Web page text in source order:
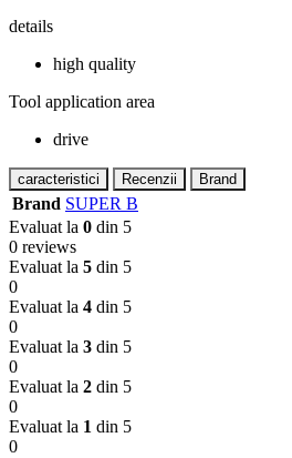
details
high quality
Tool application area
drive
caracteristici Recenzii Brand
Brand SUPER B
Evaluat la 0 din 5
0 reviews
Evaluat la 5 din 5
0
Evaluat la 4 din 5
0
Evaluat la 3 din 5
0
Evaluat la 2 din 5
0
Evaluat la 1 din 5
0